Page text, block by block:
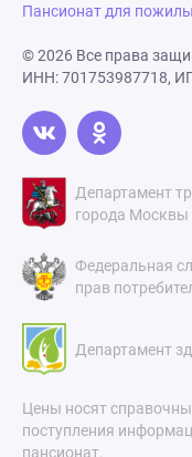
Пансионат для
© 2026 Все права
ИНН: 701753987718,
Департамент
города Москвы
Федеральная
прав
Департамент
Цены носят
поступления
пансионат.